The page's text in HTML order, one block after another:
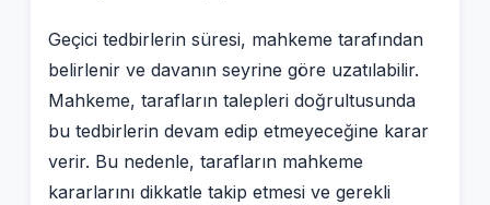
Geçici tedbirlerin süresi, mahkeme tarafından
belirlenir ve davanın seyrine göre uzatılabilir.
Mahkeme, tarafların talepleri doğrultusunda
bu tedbirlerin devam edip etmeyeceğine karar
verir. Bu nedenle, tarafların mahkeme
kararlarını dikkatle takip etmesi ve gerekli